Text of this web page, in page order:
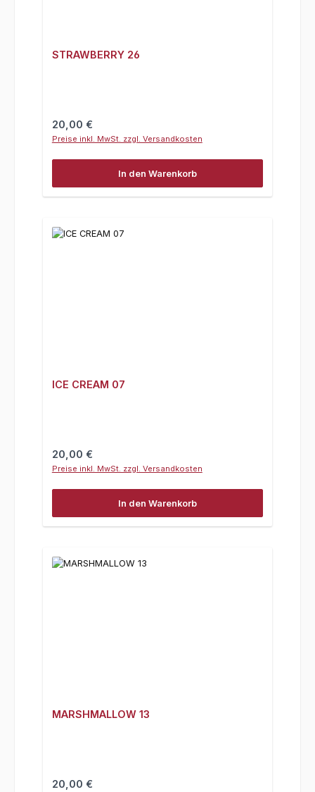
STRAWBERRY 26
Regulärer Preis:
20,00 €
Preise inkl. MwSt. zzgl. Versandkosten
In den Warenkorb
ICE CREAM 07
Regulärer Preis:
20,00 €
Preise inkl. MwSt. zzgl. Versandkosten
In den Warenkorb
MARSHMALLOW 13
Regulärer Preis:
20,00 €